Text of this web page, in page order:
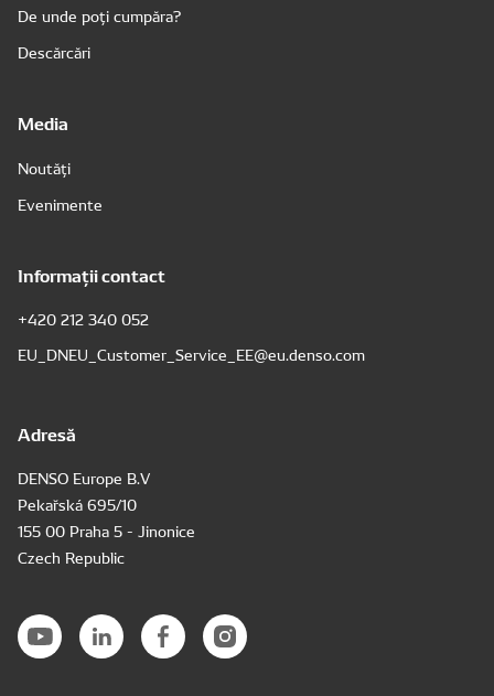
De unde poți cumpăra?
Descărcări
Media
Noutăți
Evenimente
Informații contact
+420 212 340 052
EU_DNEU_Customer_Service_EE@eu.denso.com
Adresă
DENSO Europe B.V
Pekařská 695/10
155 00 Praha 5 - Jinonice
Czech Republic